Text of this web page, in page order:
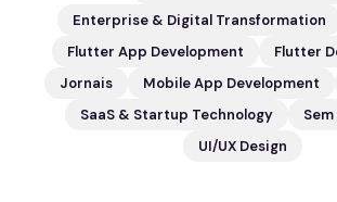
Enterprise & Digital Transformation
Flutter App Development
Flutter
Jornais
Mobile App Development
SaaS & Startup Technology
UI/UX Design